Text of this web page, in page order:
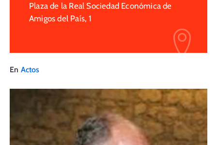
Plaza de la Real Sociedad Económica de
Amigos del País, 1
En Actos